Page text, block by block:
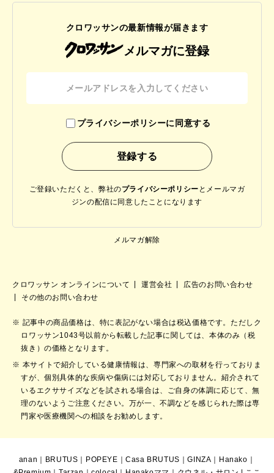
クロワッサンの最新情報が届きます
メルマガに登録
プライバシーポリシーに同意する
ご登録いただくと、弊社のプライバシーポリシー と メールマガ
ジンの配信に同意したことになります
メルマガ解除
クロワッサン オンラインについて 運営会社
広告のお問い合わせ
その他のお問い合わせ
記事中の商品価格は、特に表記がない場合は税込価格です。ただしク
ロワッサン1043号以前から転載した記事に関しては、本体のみ（税
抜き）の価格となります。
本サイトで紹介している健康情報は、専門家への取材を行っておりま
すが、個別具体的な疾病や傷病には対応しておりません。紹介されて
いるエクササイズなどを試される場合は、ご自身の体調に応じて、無
理のないようご注意ください。万が一、不調などを感じられた際は専
門家や医療機関への相談をお勧めします。
anan BRUTUS POPEYE ｜Casa BRUTUS ｜GINZA Hanako